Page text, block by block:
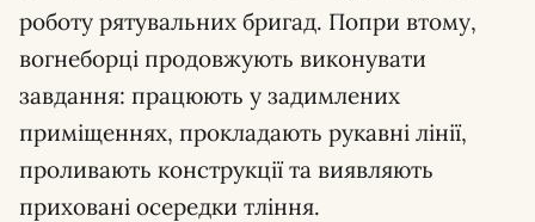
роботу рятувальних бригад. Попри втому,
вогнеборці продовжують виконувати
завдання: працюють у задимлених
приміщеннях, прокладають рукавні лінії,
проливають конструкції та виявляють
приховані осередки тління.